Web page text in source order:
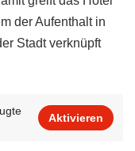
der Aufenthalt in
Stadt verknüpft
Aktivieren